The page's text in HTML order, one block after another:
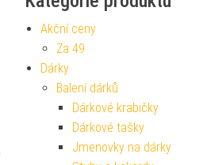
Akční ceny
Za 49
Dárky
Balení dárků
Dárkové krabičky
Dárkové tašky
Jmenovky na dárky